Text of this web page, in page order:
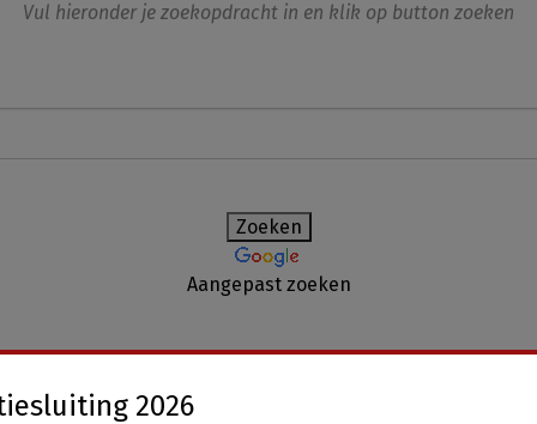
Vul hieronder je zoekopdracht in en klik op button zoeken
Aangepast zoeken
2026